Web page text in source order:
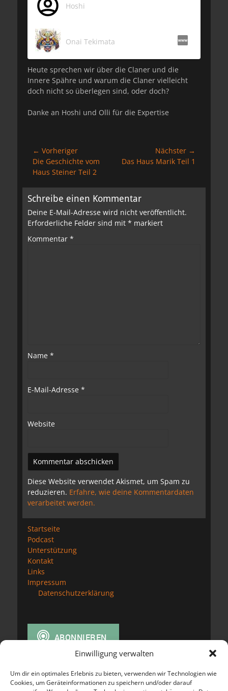
Einwilligung verwalten
Um dir ein optimales Erlebnis zu bieten, verwenden wir Technologien wie
Cookies, um Geräteinformationen zu speichern und/oder darauf
Hoshi
Onai Tekimata
Heute sprechen wir über die Claner und die
Innere Spähre und warum die Claner vielleicht
doch nicht so überlegen sind, oder doch?
Danke an Hoshi und Olli für die Expertise
Beitragsnavigation
← Vorheriger
Vorheriger
Beitrag:
Die Geschichte vom
Haus Steiner Teil 2
Nächster →
Nächster
Das Haus Marik Teil 1
Schreibe einen Kommentar
Deine E-Mail-Adresse wird nicht veröffentlicht.
Erforderliche Felder sind mit * markiert
Kommentar *
Name *
E-Mail-Adresse *
Website
Diese Website verwendet Akismet, um Spam zu
reduzieren. Erfahre, wie deine Kommentardaten
verarbeitet werden.
Startseite
Podcast
Unterstützung
Kontakt
Links
Impressum
Datenschutzerklärung